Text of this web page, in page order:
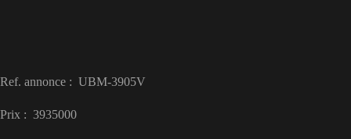
Ref. annonce : UBM-3905V
Prix : 3935000